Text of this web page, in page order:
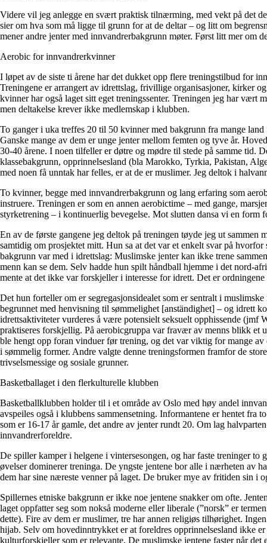
Videre vil jeg anlegge en svært praktisk tilnærming, med vekt på det de
sier om hva som må ligge til grunn for at de deltar – og litt om
mener andre jenter med innvandrerbakgrunn møter. Først litt mer om
Aerobic for innvandrerkvinner
I løpet av de siste ti årene har det dukket opp flere treningstilbud for
Treningene er arrangert av idrettslag, frivillige organisasjoner, kirker
kvinner har også laget sitt eget treningssenter. Treningen jeg har vært
men deltakelse krever ikke medlemskap i klubben.
To ganger i uka treffes 20 til 50 kvinner med bakgrunn fra mange land
Ganske mange av dem er unge jenter mellom femten og tyve år.
30-40 årene. I noen tilfeller er døtre og mødre til stede på samme tid.
klassebakgrunn, opprinnelsesland (bla Marokko, Tyrkia, Pakistan,
med noen få unntak har felles, er at de er muslimer. Jeg deltok i
To kvinner, begge med innvandrerbakgrunn og lang erfaring som
instruere. Treningen er som en annen aerobictime – med gange,
styrketrening – i kontinuerlig bevegelse. Mot slutten dansa vi en form
En av de første gangene jeg deltok på treningen tøyde jeg ut sammen
samtidig om prosjektet mitt. Hun sa at det var et enkelt svar på hvorfor
bakgrunn var med i idrettslag: Muslimske jenter kan ikke trene
menn kan se dem. Selv hadde hun spilt håndball hjemme i det nord-
mente at det ikke var forskjeller i interesse for idrett. Det er
Det hun forteller om er segregasjonsidealet som er sentralt i muslimske
begrunnet med henvisning til sømmelighet [anständighet] – og idrett
idrettsaktiviteter vurderes å være potensielt seksuelt opphissende (jmf
praktiseres forskjellig. På aerobicgruppa var fravær av menns blikk et
ble hengt opp foran vinduer før trening, og det var viktig for mange
i sømmelig former. Andre valgte denne treningsformen framfor de
trivselsmessige og sosiale grunner.
Basketballaget i den flerkulturelle klubben
Basketballklubben holder til i et område av Oslo med høy andel
avspeiles også i klubbens sammensetning. Informantene er hentet fra
som er 16-17 år gamle, det andre av jenter rundt 20. Om lag
innvandrerforeldre.
De spiller kamper i helgene i vintersesongen, og har faste treninger to
øvelser dominerer treninga. De yngste jentene bor alle i nærheten av
dem har sine næreste venner på laget. De bruker mye av fritiden sin i
Spillernes etniske bakgrunn er ikke noe jentene snakker om ofte.
laget oppfatter seg som nokså moderne eller liberale (”norsk” er
dette). Fire av dem er muslimer, tre har annen religiøs tilhørighet.
hijab. Selv om hovedinntrykket er at foreldres opprinnelsesland ikke
kulturforskjeller som er relevante. De muslimske jentene faster når det